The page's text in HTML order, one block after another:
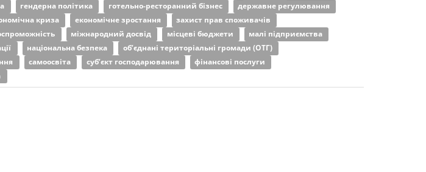
гендерна політика готельно-ресторанний бізнес
державне регулювання
криза економічне зростання
захист прав споживачів
міжнародний досвід місцеві бюджети
малі підприємства
національна безпека
об’єднані територіальні громади (ОТГ)
самоосвіта суб’єкт господарювання
фінансові послуги